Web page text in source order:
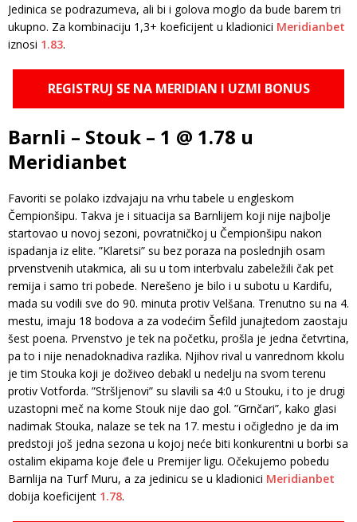
Jedinica se podrazumeva, ali bi i golova moglo da bude barem tri
ukupno. Za kombinaciju 1,3+ koeficijent u kladionici Meridianbet
iznosi 1.83.
REGISTRUJ SE NA MERIDIAN I UZMI BONUS
Barnli – Stouk – 1 @ 1.78 u
Meridianbet
Favoriti se polako izdvajaju na vrhu tabele u engleskom
Čempionšipu. Takva je i situacija sa Barnlijem koji nije najbolje
startovao u novoj sezoni, povratničkoj u Čempionšipu nakon
ispadanja iz elite. ”Klaretsi” su bez poraza na poslednjih osam
prvenstvenih utakmica, ali su u tom interbvalu zabeležili čak pet
remija i samo tri pobede. Nerešeno je bilo i u subotu u Kardifu,
mada su vodili sve do 90. minuta protiv Velšana. Trenutno su na 4.
mestu, imaju 18 bodova a za vodećim Šefild junajtedom zaostaju
šest poena. Prvenstvo je tek na početku, prošla je jedna četvrtina,
pa to i nije nenadoknadiva razlika. Njihov rival u vanrednom kkolu
je tim Stouka koji je doživeo debakl u nedelju na svom terenu
protiv Votforda. ”Stršljenovi” su slavili sa 4:0 u Stouku, i to je drugi
uzastopni meč na kome Stouk nije dao gol. ”Grnčari”, kako glasi
nadimak Stouka, nalaze se tek na 17. mestu i očigledno je da im
predstoji još jedna sezona u kojoj neće biti konkurentni u borbi sa
ostalim ekipama koje đele u Premijer ligu. Očekujemo pobedu
Barnlija na Turf Muru, a za jedinicu se u kladionici Meridianbet
dobija koeficijent 1.78.